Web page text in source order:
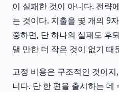
이 실패한 것이 아니다. 전략
는 것이다. 지출을 몇 개의 9
중하면, 단 하나의 실패도 후
댈 만한 더 작은 것이 없기 때
고정 비용은 구조적인 것이
니다. 단 한 편을 출시하는 데